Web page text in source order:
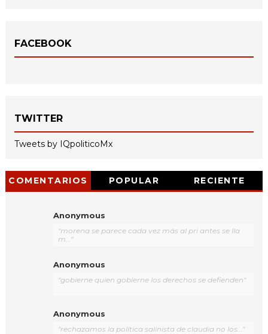
FACEBOOK
TWITTER
Tweets by IQpoliticoMx
COMENTARIOS POPULAR RECIENTE
Anonymous
"morena se parece cada vez más al pri antes se lla
m..."
Anonymous
"gobierne quien gobierne los derechos se defienden"
Anonymous
"rechazamos la política salinista de claudia no los..."